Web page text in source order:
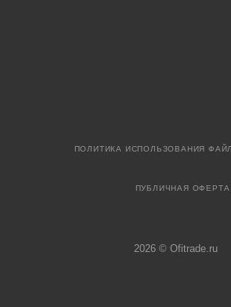
ПОЛИТИКА ИСПОЛЬЗОВАНИЯ
ПУБЛИЧНАЯ ОФЕРТА
2026 © Ofitrade.ru